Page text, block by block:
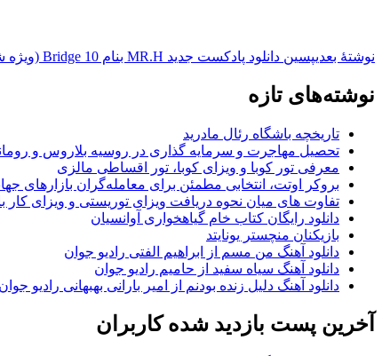
نوشته‌ٔ بعدیپسین دانلود پادکست جدید MR.H بنام Bridge 10 (ویژه شادمهر عقیلی)
نوشته‌های تازه
تاریخچه باشگاه رئال مادرید
تحصیل مهاجرت و سرمایه گذاری در روسیه بلاروس و
معرفی تور کوبا و ویزای کوبا، تور اقساطی مالزی
بروکر اوتت، انتخابی مطمئن برای معامله‌گران بازارهای
تفاوت های میان نحوه دریافت ویزای توریستی و ویزای کار با
دانلود رایگان کتاب خام گیاهخواری آوانسیان
بازیکنان منچستر یونایتد
دانلود آهنگ من مسم از ابراهیم الفتی رادیو جوان
دانلود آهنگ سیاه سفید از حامیم رادیو جوان
دانلود آهنگ دلیل زنده بودنم از امیر بارانی بهبهانی رادیو جوان
آخرین پست بازدید شده کاربران